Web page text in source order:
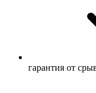
гарантия от